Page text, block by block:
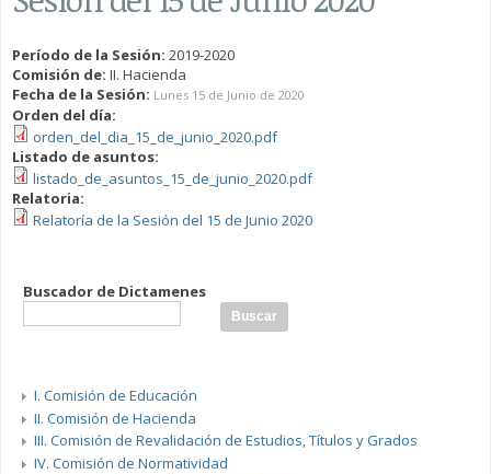
Período de la Sesión: 2019-2020
Comisión de: II. Hacienda
Fecha de la Sesión: Lunes 15 de Junio de 2020
Orden del día:
orden_del_dia_15_de_junio_2020.pdf
Listado de asuntos:
listado_de_asuntos_15_de_junio_2020.pdf
Relatoria:
Relatoría de la Sesión del 15 de Junio 2020
Buscador de Dictamenes
I. Comisión de Educación
II. Comisión de Hacienda
III. Comisión de Revalidación de Estudios, Títulos y Grados
IV. Comisión de Normatividad